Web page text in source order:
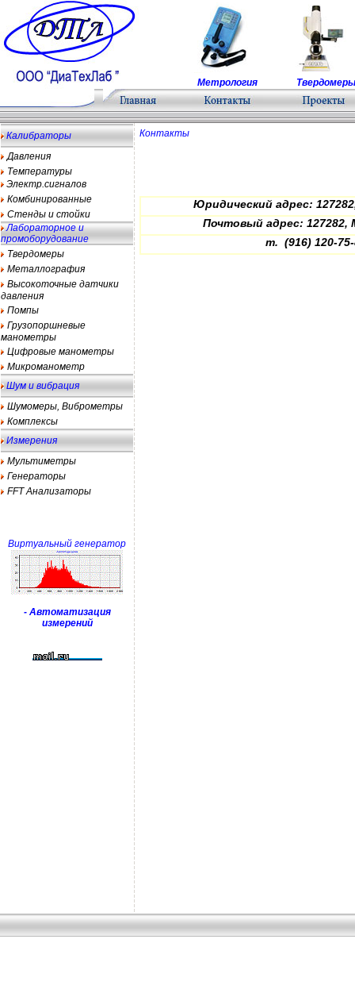
Метрология Твердомеры
Калибраторы
Давления
Температуры
Электр.сигналов
Комбинированные
Стенды и стойки
Лабораторное и
промоборудование
Твердомеры
Металлография
Высокоточные датчики
давления
Помпы
Грузопоршневые
манометры
Цифровые манометры
Микроманометр
Шум и вибрация
Шумомеры, Виброметры
Комплексы
Измерения
Мультиметры
Генераторы
FFT Анализаторы
Виртуальный генератор
- Автоматизация
измерений
Контакты
Юридический адрес:
Почтовый адрес: 127282,
т. (916) 120-